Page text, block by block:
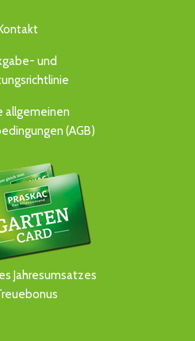
Kontakt
und
allgemeinen
(AGB)
Jahresumsatzes